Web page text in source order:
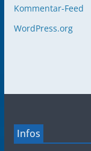
Kommentar-Feed
WordPress.org
Infos